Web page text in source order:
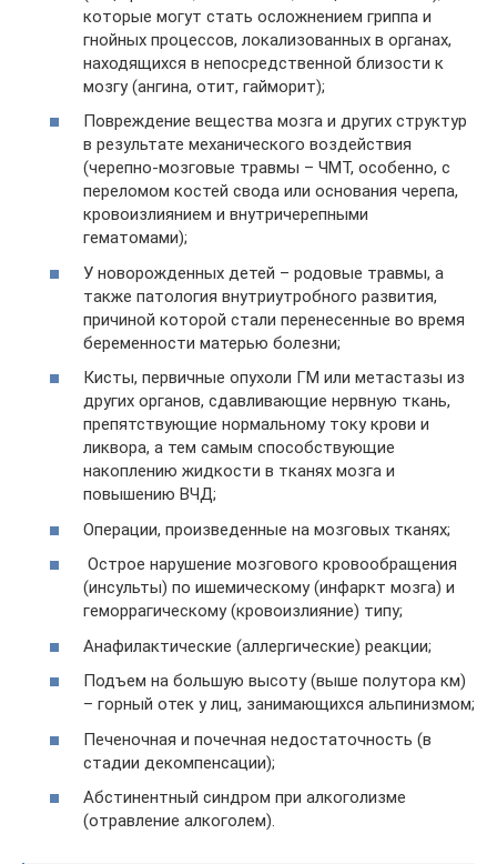
которые могут стать осложнением гриппа и
гнойных процессов, локализованных в органах,
находящихся в непосредственной близости к
мозгу (ангина, отит, гайморит);
Повреждение вещества мозга и других структур
в результате механического воздействия
(черепно-мозговые травмы – ЧМТ, особенно, с
переломом костей свода или основания черепа,
кровоизлиянием и внутричерепными
гематомами);
У новорожденных детей – родовые травмы, а
также патология внутриутробного развития,
причиной которой стали перенесенные во время
беременности матерью болезни;
Кисты, первичные опухоли ГМ или метастазы из
других органов, сдавливающие нервную ткань,
препятствующие нормальному току крови и
ликвора, а тем самым способствующие
накоплению жидкости в тканях мозга и
повышению ВЧД;
Операции, произведенные на мозговых тканях;
Острое нарушение мозгового кровообращения
(инсульты) по ишемическому (инфаркт мозга) и
геморрагическому (кровоизлияние) типу;
Анафилактические (аллергические) реакции;
Подъем на большую высоту (выше полутора км)
– горный отек у лиц, занимающихся альпинизмом;
Печеночная и почечная недостаточность (в
стадии декомпенсации);
Абстинентный синдром при алкоголизме
(отравление алкоголем).